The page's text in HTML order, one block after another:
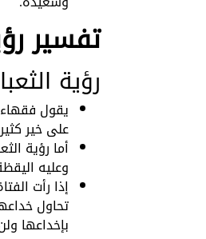
تفسير
رؤية
يقول فقهاء
على خير
أما رؤية
وعليه
إذا رأت
تحاول
بإخداعها